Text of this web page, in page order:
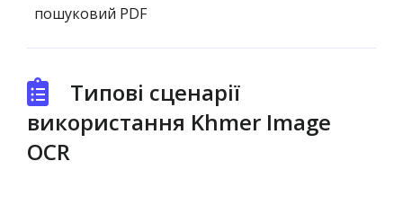
пошуковий PDF
Типові сценарії
використання Khmer Image
OCR